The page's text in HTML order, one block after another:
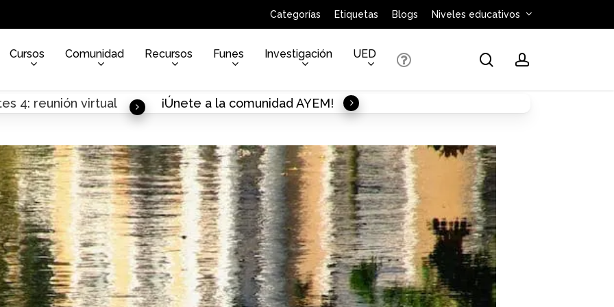
Categorías Etiquetas Blogs Niveles educativos
Cursos Comunidad Recursos Funes Investigación UED searchaccount
4: reunión virtual ¡Únete a la comunidad AYEM!